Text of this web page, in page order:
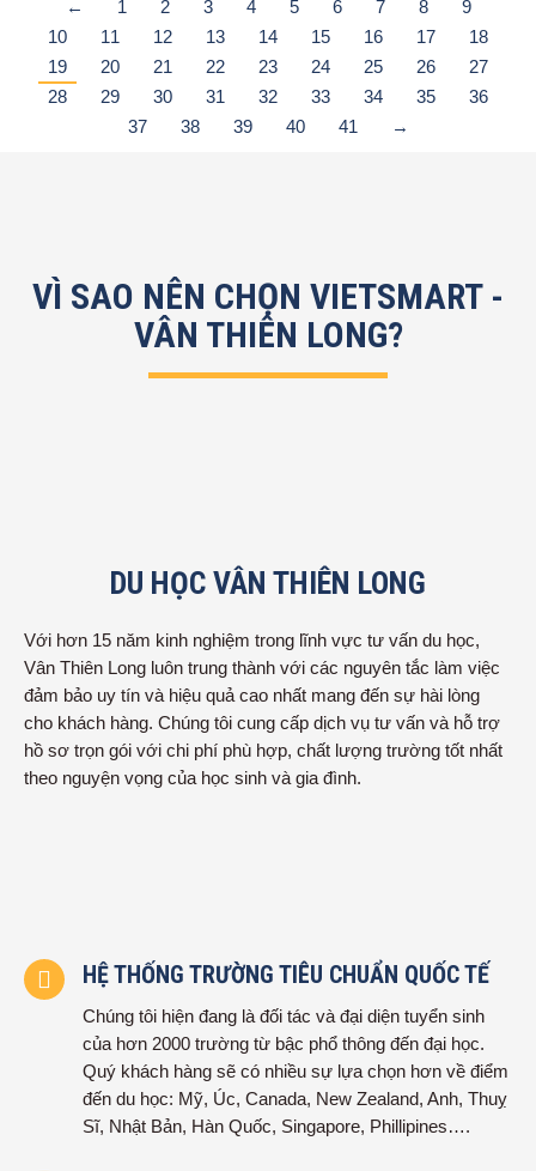
← 1 2 3 4 5 6 7 8
9
10
11 12 13 14 15 16 17
18
19
20 21 22 23 24 25 26
27
28
29 30 31 32 33 34 35
36
37
38 39 40 41 →
VÌ SAO NÊN CHỌN VIETSMART -
VÂN THIÊN LONG?
DU HỌC VÂN THIÊN LONG
Với hơn 15 năm kinh nghiệm trong lĩnh vực tư vấn du học,
Vân Thiên Long luôn trung thành với các nguyên tắc làm việc
đảm bảo uy tín và hiệu quả cao nhất mang đến sự hài lòng
cho khách hàng. Chúng tôi cung cấp dịch vụ tư vấn và hỗ trợ
hồ sơ trọn gói với chi phí phù hợp, chất lượng trường tốt nhất
theo nguyện vọng của học sinh và gia đình.
HỆ THỐNG TRƯỜNG TIÊU CHUẨN QUỐC TẾ
Chúng tôi hiện đang là đối tác và đại diện tuyển sinh
của hơn 2000 trường từ bậc phổ thông đến đại học.
Quý khách hàng sẽ có nhiều sự lựa chọn hơn về điểm
đến du học: Mỹ, Úc, Canada, New Zealand, Anh, Thuỵ
Sĩ, Nhật Bản, Hàn Quốc, Singapore, Phillipines….